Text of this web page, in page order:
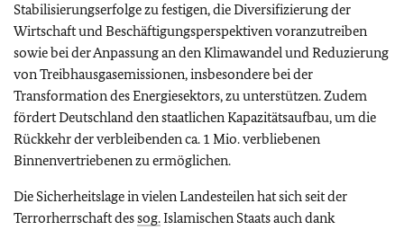
Stabilisierungserfolge zu festigen, die Diversifizierung der
Wirtschaft und Beschäftigungsperspektiven voranzutreiben
sowie bei der Anpassung an den Klimawandel und Reduzierung
von Treibhausgasemissionen, insbesondere bei der
Transformation des Energiesektors, zu unterstützen. Zudem
fördert Deutschland den staatlichen Kapazitätsaufbau, um die
Rückkehr der verbleibenden ca. 1 Mio. verbliebenen
Binnenvertriebenen zu ermöglichen.
Die Sicherheitslage in vielen Landesteilen hat sich seit der
Terrorherrschaft dessog.Islamischen Staats auch dank